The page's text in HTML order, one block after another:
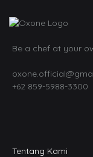
Be a chef at your
+62 859-5988-3300
Tentang Kami